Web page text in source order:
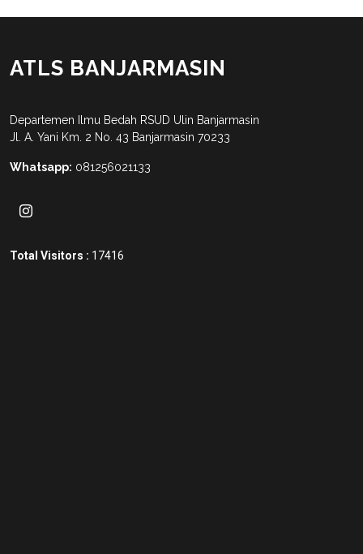
ATLS BANJARMASIN
Departemen Ilmu Bedah RSUD Ulin Banjarmasin
Jl. A. Yani Km. 2 No. 43 Banjarmasin 70233
Whatsapp: 081256021133
Total Visitors : 17416